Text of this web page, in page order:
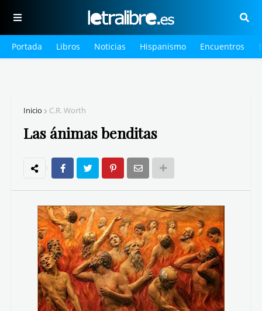
Portada Libros Noticias Hispanismo Encuentros
Inicio C.R. Worth
Las ánimas benditas